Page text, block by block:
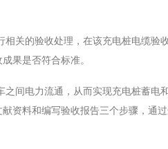
关的验收处理，在该充电桩电缆验
果是否符合标准。
间电力流通，从而实现充电桩蓄电
资料和编写验收报告三个步骤，通